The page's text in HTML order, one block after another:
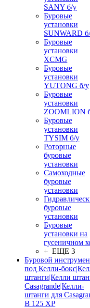
SANY б/у
Буровые
установки
SUNWARD
Буровые
установки
XCMG
Буровые
установки
YUTONG б/у
Буровые
установки
ZOOMLION
Буровые
установки
TYSIM б/у
Роторные
буровые
установки
Самоходные
буровые
установки
буровые
установки
Буровые
установки на
гусеничном
+ ЕЩЕ 3
Буровой
под Келли-
штанги|Келли
Casagrande|Келли-
штанги для
B 125 XP